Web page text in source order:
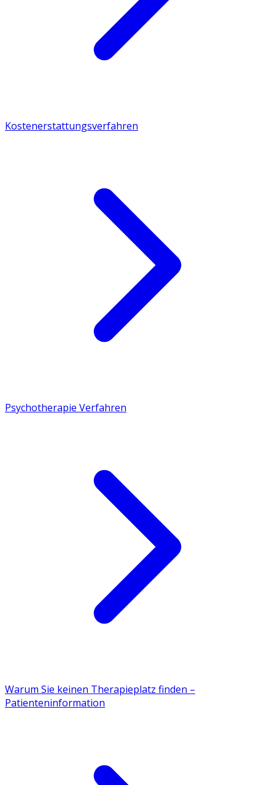
Kostenerstattungsverfahren
Psychotherapie Verfahren
Warum Sie keinen Therapieplatz finden –
Patienteninformation